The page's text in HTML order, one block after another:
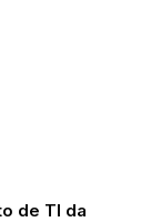
de TI da